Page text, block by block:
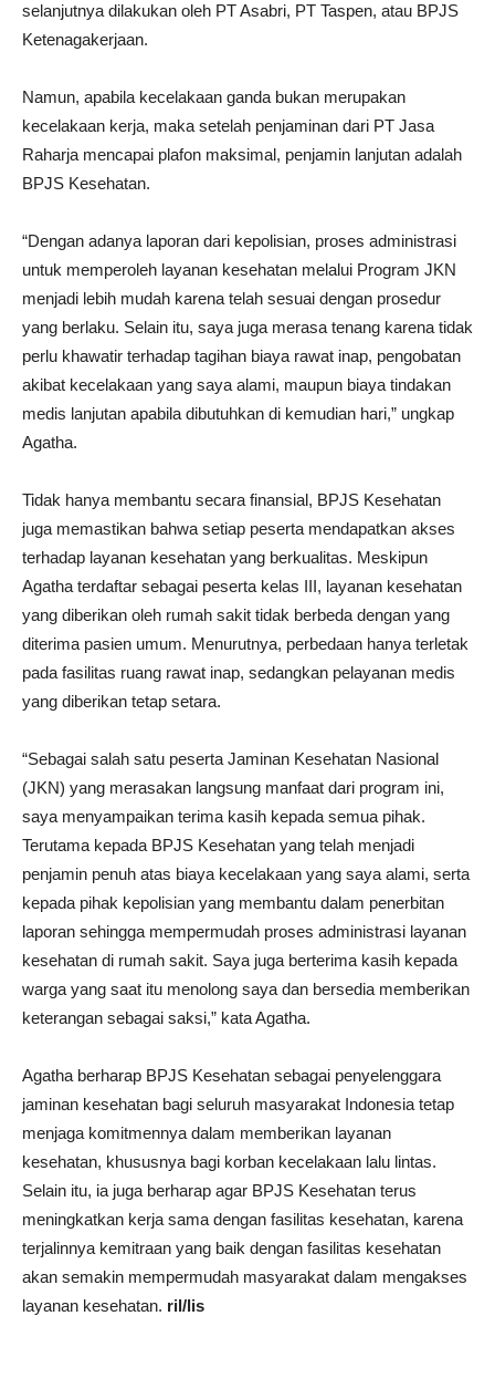
selanjutnya dilakukan oleh PT Asabri, PT Taspen, atau BPJS
Ketenagakerjaan.
Namun, apabila kecelakaan ganda bukan merupakan
kecelakaan kerja, maka setelah penjaminan dari PT Jasa
Raharja mencapai plafon maksimal, penjamin lanjutan adalah
BPJS Kesehatan.
“Dengan adanya laporan dari kepolisian, proses administrasi
untuk memperoleh layanan kesehatan melalui Program JKN
menjadi lebih mudah karena telah sesuai dengan prosedur
yang berlaku. Selain itu, saya juga merasa tenang karena tidak
perlu khawatir terhadap tagihan biaya rawat inap, pengobatan
akibat kecelakaan yang saya alami, maupun biaya tindakan
medis lanjutan apabila dibutuhkan di kemudian hari,” ungkap
Agatha.
Tidak hanya membantu secara finansial, BPJS Kesehatan
juga memastikan bahwa setiap peserta mendapatkan akses
terhadap layanan kesehatan yang berkualitas. Meskipun
Agatha terdaftar sebagai peserta kelas III, layanan kesehatan
yang diberikan oleh rumah sakit tidak berbeda dengan yang
diterima pasien umum. Menurutnya, perbedaan hanya terletak
pada fasilitas ruang rawat inap, sedangkan pelayanan medis
yang diberikan tetap setara.
“Sebagai salah satu peserta Jaminan Kesehatan Nasional
(JKN) yang merasakan langsung manfaat dari program ini,
saya menyampaikan terima kasih kepada semua pihak.
Terutama kepada BPJS Kesehatan yang telah menjadi
penjamin penuh atas biaya kecelakaan yang saya alami, serta
kepada pihak kepolisian yang membantu dalam penerbitan
laporan sehingga mempermudah proses administrasi layanan
kesehatan di rumah sakit. Saya juga berterima kasih kepada
warga yang saat itu menolong saya dan bersedia memberikan
keterangan sebagai saksi,” kata Agatha.
Agatha berharap BPJS Kesehatan sebagai penyelenggara
jaminan kesehatan bagi seluruh masyarakat Indonesia tetap
menjaga komitmennya dalam memberikan layanan
kesehatan, khususnya bagi korban kecelakaan lalu lintas.
Selain itu, ia juga berharap agar BPJS Kesehatan terus
meningkatkan kerja sama dengan fasilitas kesehatan, karena
terjalinnya kemitraan yang baik dengan fasilitas kesehatan
akan semakin mempermudah masyarakat dalam mengakses
layanan kesehatan. ril/lis